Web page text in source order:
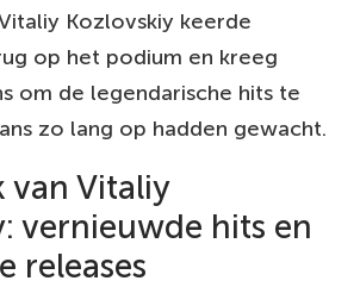
Kozlovskiy keerde
op het podium en kreeg
om de legendarische hits te
zo lang op hadden gewacht.
van Vitaliy
vernieuwde hits en
releases